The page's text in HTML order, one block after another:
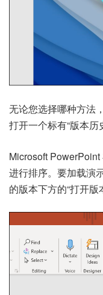
无论您选择哪种方法
打开一个标有“版本历
Microsoft
进行排序。要加载演
的版本下方的“打开版